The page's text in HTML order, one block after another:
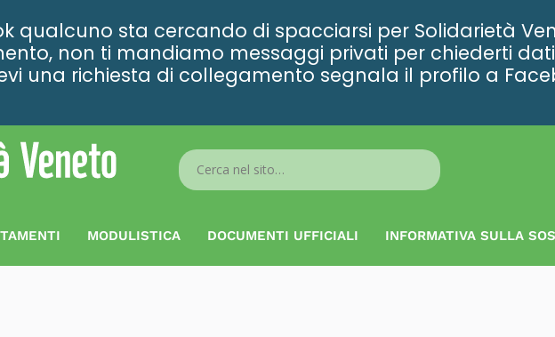
qualcuno sta cercando di spacciarsi per Solidarietà
non ti mandiamo messaggi privati per chiederti
una richiesta di collegamento segnala il profilo a
Search
...
MODULISTICA DOCUMENTI UFFICIALI INFORMATIVA SULLA